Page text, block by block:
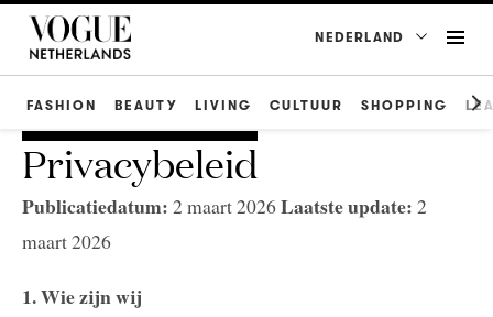
NEDERLAND
FASHION BEAUTY LIVING CULTUUR SHOPPING
Privacybeleid
Publicatiedatum: 2 maart 2026Laatste update: 2
maart 2026
1. Wie zijn wij